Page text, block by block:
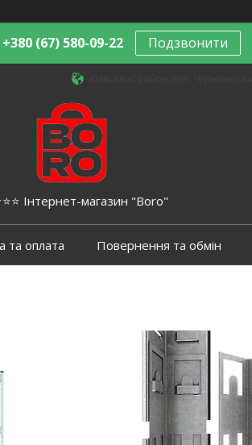
(67) 580-09-22 Подзвонити
Інтернет-магазин "Boro"
та оплата Повернення та обмін